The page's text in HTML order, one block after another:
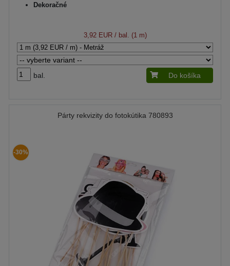
Dekoračné
3,92 EUR/ bal. (1 m)
bal. Do košíka
Párty rekvizity do fotokútika 780893
-30%